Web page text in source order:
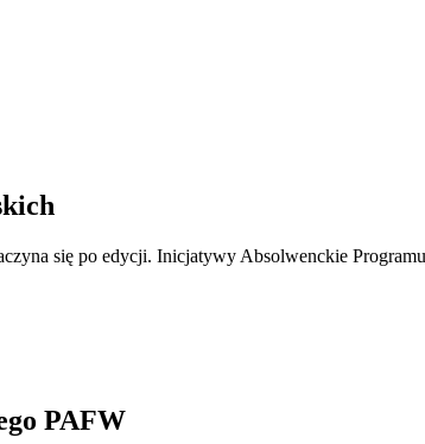
się po edycji. Inicjatywy Absolwenckie
PAFW